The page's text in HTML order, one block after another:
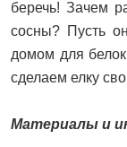
беречь! Зачем
сосны? Пусть
домом для
сделаем елку
Материалы и